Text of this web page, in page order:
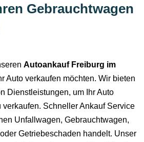
Gebrauchtwagen
Autoankauf Freiburg im
Auto verkaufen möchten. Wir bieten
Dienstleistungen, um Ihr Auto
Schneller Ankauf Service
Unfallwagen, Gebrauchtwagen,
Getriebeschaden handelt. Unser